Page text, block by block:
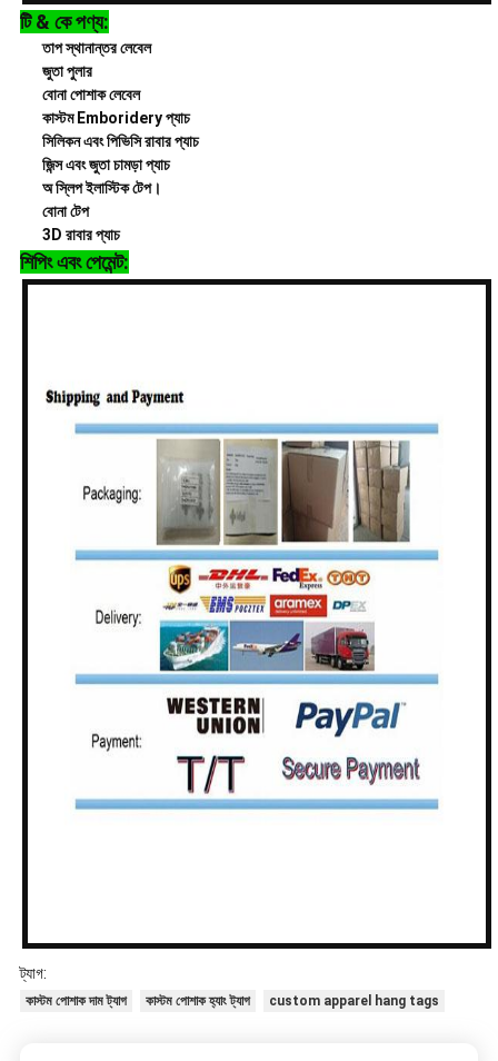
টি & কে পণ্য:
তাপ স্থানান্তর লেবেল
জুতা পুলার
বোনা পোশাক লেবেল
কাস্টম Emboridery প্যাচ
সিলিকন এবং পিভিসি রাবার প্যাচ
জিন্স এবং জুতা চামড়া প্যাচ
অ স্লিপ ইলাস্টিক টেপ।
বোনা টেপ
3D রাবার প্যাচ
শিপিং এবং পেমেন্ট:
ট্যাগ:
কাস্টম পোশাক দাম ট্যাগ কাস্টম পোশাক হ্যাং ট্যাগ custom apparel hang tags